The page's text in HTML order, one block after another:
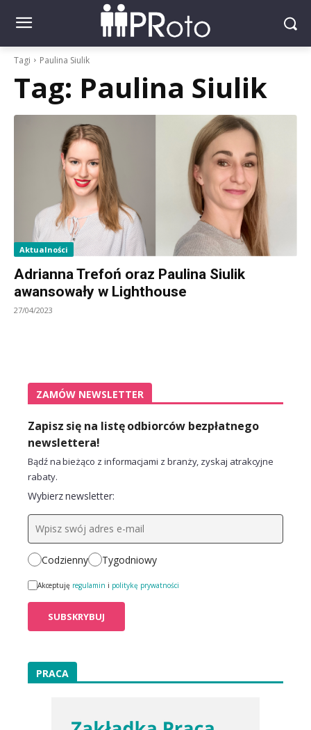
Tagi Paulina Siulik
Tag: Paulina Siulik
Aktualności
Adrianna Trefoń oraz Paulina Siulik
awansowały w Lighthouse
27/04/2023
ZAMÓW NEWSLETTER
Zapisz się na listę odbiorców bezpłatnego
newslettera!
Bądź na bieżąco z informacjami z branży, zyskaj atrakcyjne
rabaty.
Wybierz newsletter:
Codzienny Tygodniowy
Akceptuję regulamin i politykę prywatności
PRACA